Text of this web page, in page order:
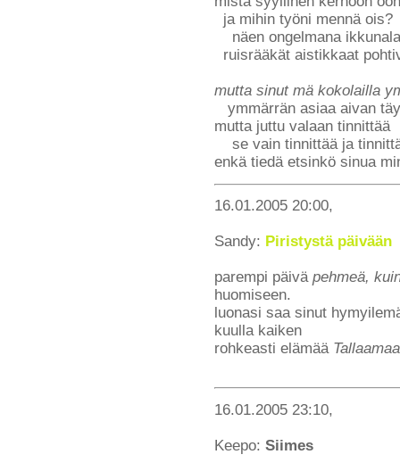
ja mihin työni mennä ois?
näen ongelmana
ruisrääkät aistikkaat
mutta sinut mä kokolailla
ymmärrän asiaa aivan
mutta juttu valaan tinnittää
se vain tinnittää ja
enkä tiedä etsinkö sinua
16.01.2005 20:00,
Sandy: Piristystä päivään
parempi päivä pehmeä,
huomiseen.
luonasi saa sinut
kuulla kaiken
rohkeasti elämää
16.01.2005 23:10,
Keepo: Siimes